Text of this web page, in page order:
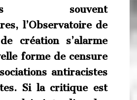
souvent
l’Observatoire de
création s’alarme
forme de censure
antiracistes
Si la critique est